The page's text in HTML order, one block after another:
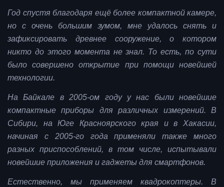
Год спустя благодаря ещё более компактной камере,
но с очень большим зумом, мне удалось снять и
зафиксировать древнее сооружение, о котором
никто до этого момента не знал. То есть, по сути
было совершено открытие при помощи новейшей
технологии.
На Байкале в 2005-ом году у нас были новейшие
компактные приборы для различных измерений. В
Сибири, на Юге Красноярского края и в Хакасии,
начиная с 2005-го года применяли также много
разных приспособлений, в том числе, испытывали
новейшие приложения и гаджеты для смартфонов.
Естественно, мы применяем квадрокоптеры. В